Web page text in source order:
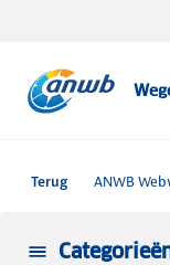
Terug ANWB